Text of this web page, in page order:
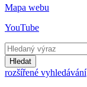
Mapa webu
YouTube
Hledat
rozšířené vyhledávání